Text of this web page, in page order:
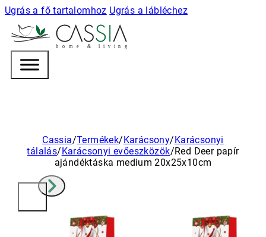
Ugrás a fő tartalomhoz Ugrás a lábléchez
h o m e & l i v i n g
Cassia/Termékek/Karácsony/Karácsonyi
tálalás/Karácsonyi evőeszközök/Red Deer papír
ajándéktáska medium 20x25x10cm